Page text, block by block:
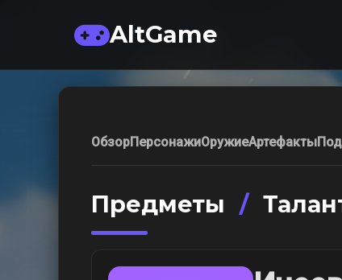
AltGame
ОбзорПерсонажиОружиеАртефакты
Предметы /